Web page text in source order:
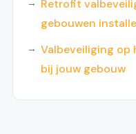
Retrofit
gebouwen
Valbeveiliging op
bij jouw gebouw